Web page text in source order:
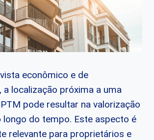
econômico e de
a localização próxima a uma
pode resultar na valorização
longo do tempo. Este aspecto é
relevante para proprietários e